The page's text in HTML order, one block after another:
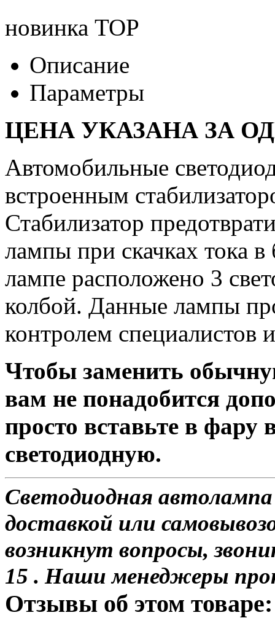
новинка TOP
Описание
Параметры
ЦЕНА УКАЗАНА ЗА
Автомобильные
встроенным
Стабилизатор
лампы при скачках тока
лампе расположено 3
колбой. Данные лампы
контролем специалистов
Чтобы заменить
вам не понадобится
просто вставьте в
светодиодную.
Светодиодная
доставкой или
возникнут вопросы,
15 . Наши менеджеры
Отзывы об этом товаре: